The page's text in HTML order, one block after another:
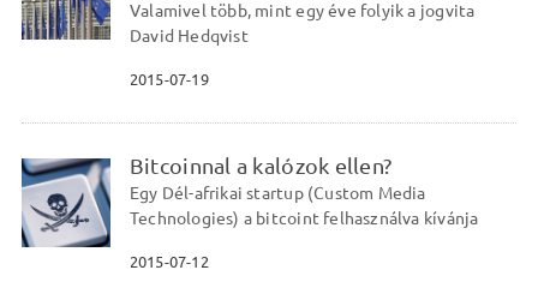
Valamivel több, mint egy éve folyik a jogvita
David Hedqvist
2015-07-19
Bitcoinnal a kalózok ellen?
Egy Dél-afrikai startup (Custom Media
Technologies) a bitcoint felhasználva kívánja
2015-07-12